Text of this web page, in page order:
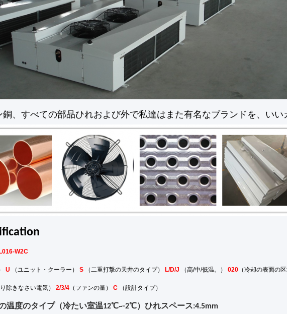
銅、すべての部品ひれおよび外で私達はまた有名なブランドを、い
W2C
U （ユニット・クーラー） S （二重打撃の天井のタイプ） L/D/J （高/中/低温。） 020 （冷却の表面の区
除きなさい電気） 2/3/4 （ファンの量） C （設計タイプ）
温度のタイプ（冷たい室温12℃~-2℃）ひれスペース:4.5mm